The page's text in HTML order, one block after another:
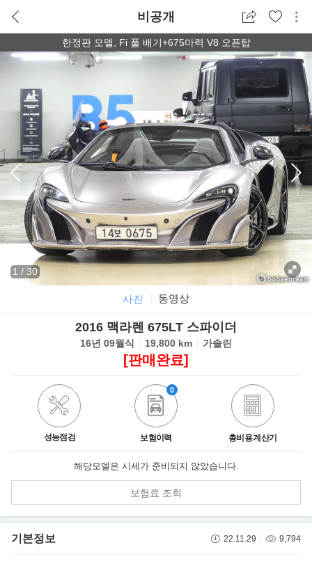
비공개
한정판 모델, Fi 풀 배기+675마력 V8 오픈탑
1 / 30
사진 동영상
2016 맥라렌 675LT 스파이더
16년 09월식 19,800 km 가솔린
[판매완료]
성능점검 보험이력
0
총비용 계산기
해당모델은 시세가 준비되지 않았습니다.
보험료 조회
기본정보 22.11.29 9,794